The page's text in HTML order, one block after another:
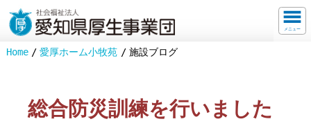
メニュー
Home 愛厚ホーム小牧苑 施設ブログ
総合防災訓練を行いました